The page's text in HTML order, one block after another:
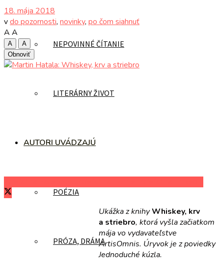
NEPOVINNÉ ČÍTANIE
LITERÁRNY ŽIVOT
AUTORI UVÁDZAJÚ
POÉZIA
PRÓZA, DRÁMA
18. mája 2018
vdo pozornosti, novinky, po čom siahnuť
A A
A
A
Obnoviť
Ukážka z knihyWhiskey, krv
a striebro, ktorá vyšla začiatkom
mája vo vydavateľstve
ArtisOmnis. Úryvok je z poviedky
Jednoduché kúzla.